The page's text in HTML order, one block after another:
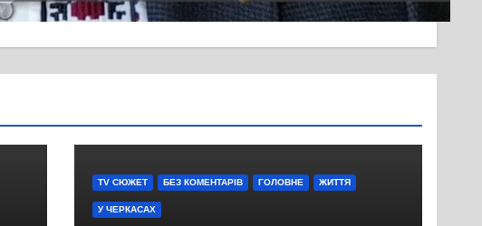
TV СЮЖЕТ БЕЗ КОМЕНТАРІВ ГОЛОВНЕ ЖИТТЯ
У ЧЕРКАСАХ